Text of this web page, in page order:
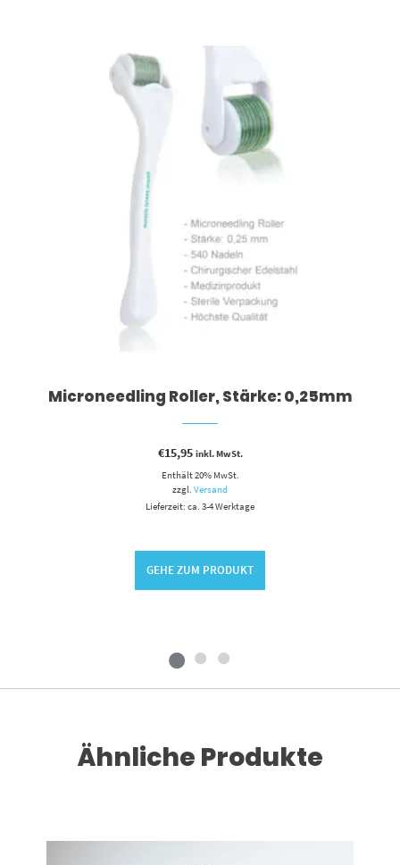
Microneedling Roller, Stärke: 0,25mm
€15,95 inkl. MwSt.
Enthält 20% MwSt.
zzgl.Versand
Lieferzeit: ca. 3-4 Werktage
GEHE ZUM PRODUKT
Ähnliche Produkte